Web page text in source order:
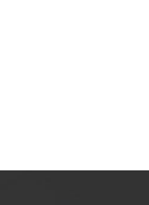
светодиодные
мест выхода